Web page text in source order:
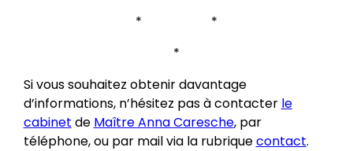
* *
*
Si vous souhaitez obtenir davantage
d’informations, n’hésitez pas à contacter le
cabinet de Maître Anna Caresche, par
téléphone, ou par mail via la rubriquecontact.